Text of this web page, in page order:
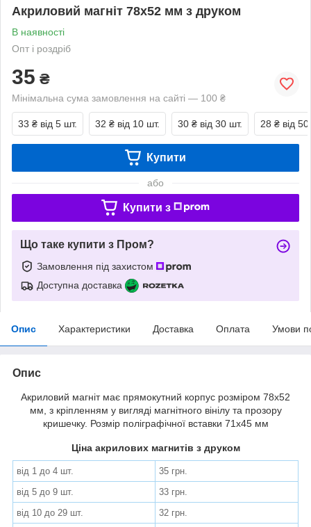
Акриловий магніт 78х52 мм з друком
В наявності
Опт і роздріб
35 ₴
Мінімальна сума замовлення на сайті — 100 ₴
33 ₴ від 5 шт. 32 ₴ від 10 шт. 30 ₴ від 30 шт. 28 ₴ від
Купити
або
Купити з
Що таке купити з Пром?
Замовлення під захистом
Доступна доставка
Опис Характеристики Доставка Оплата Умови
Опис
Акриловий магніт має прямокутний корпус розміром 78х52
мм, з кріпленням у вигляді магнітного вінілу та прозору
кришечку. Розмір поліграфічної вставки 71х45 мм
Ціна акрилових магнитів з друком
від 1 до 4 шт.
35 грн.
від 5 до 9 шт.
33 грн.
від 10 до 29 шт.
32 грн.